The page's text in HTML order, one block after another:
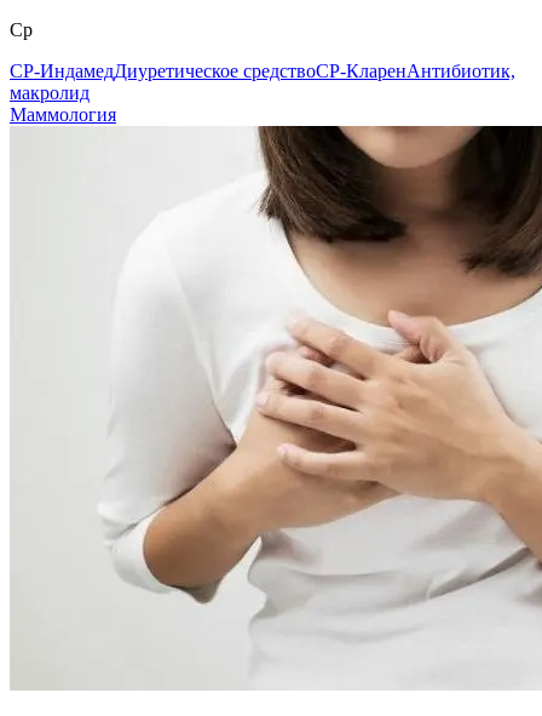
Ср
СР-ИндамедДиуретическое средствоСР-КларенАнтибиотик,
макролид
Маммология